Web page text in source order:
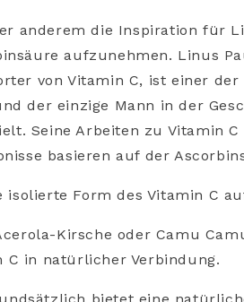
anderem die Inspiration für
aufzunehmen. Linus
von Vitamin C, ist einer der
der einzige Mann in der
Seine Arbeiten zu Vitamin
basieren auf der
Form des Vitamin C
Kirsche oder Camu
C in natürlicher Verbindung.